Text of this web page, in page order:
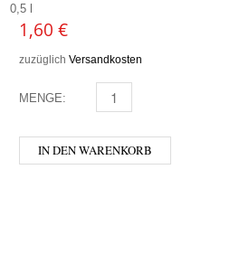
0,5 l
1,60 €
zuzüglich Versandkosten
MENGE: MURELLI - HIMBEERE
IN DEN WARENKORB